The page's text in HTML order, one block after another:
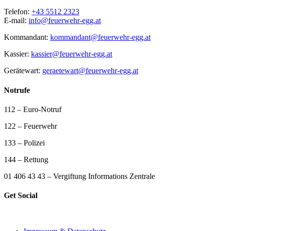
Telefon: +43 5512 2323
E-mail: info@feuerwehr-egg.at
Kommandant: kommandant@feuerwehr-egg.at
Kassier: kassier@feuerwehr-egg.at
Gerätewart: geraetewart@feuerwehr-egg.at
Notrufe
112 – Euro-Notruf
122 – Feuerwehr
133 – Polizei
144 – Rettung
01 406 43 43 – Vergiftung Informations Zentrale
Get Social